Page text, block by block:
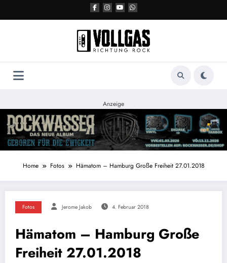
Anzeige
Home Fotos Hämatom – Hamburg Große Freiheit 27.01.2018
Fotos Jerome Jakob 4. Februar 2018
Hämatom – Hamburg Große
Freiheit 27.01.2018